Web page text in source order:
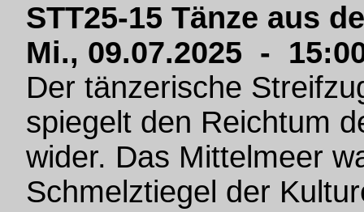
STT25-15 Tänze aus
Mi., 09.07.2025 -
Der tänzerische
spiegelt den Reichtum
wider. Das Mittelmeer
Schmelztiegel der